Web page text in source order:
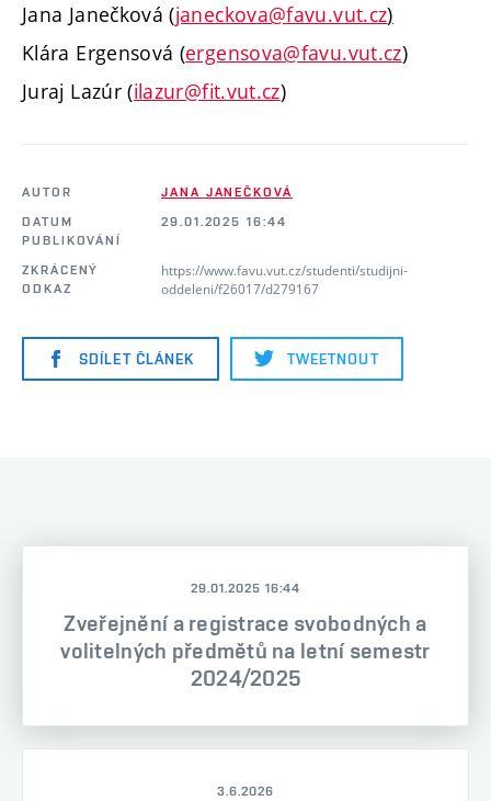
Jana Janečková (janeckova@favu.vut.cz)
Klára Ergensová (ergensova@favu.vut.cz)
Juraj Lazúr (ilazur@fit.vut.cz)
AUTOR
JANA JANEČKOVÁ
DATUM
PUBLIKOVÁNÍ
29.01.2025 16:44
ZKRÁCENÝ
ODKAZ
https://www.favu.vut.cz/studenti/studijni-
oddeleni/f26017/d279167
SDÍLET ČLÁNEK TWEETNOUT
29.01.2025 16:44
Zveřejnění a registrace svobodných a
volitelných předmětů na letní semestr
2024/2025
3.6.2026